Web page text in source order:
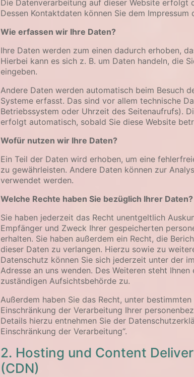
Die Datenverarbeitung auf dieser Website erfolgt
Dessen Kontaktdaten können Sie dem Impressum
Wie erfassen wir Ihre Daten?
Ihre Daten werden zum einen dadurch erhoben,
Hierbei kann es sich z. B. um Daten handeln, die
eingeben.
Andere Daten werden automatisch beim Besuch
Systeme erfasst. Das sind vor allem technische
Betriebssystem oder Uhrzeit des Seitenaufrufs).
erfolgt automatisch, sobald Sie diese Website
Wofür nutzen wir Ihre Daten?
Ein Teil der Daten wird erhoben, um eine
zu gewährleisten. Andere Daten können zur
verwendet werden.
Welche Rechte haben Sie bezüglich Ihrer Daten?
Sie haben jederzeit das Recht unentgeltlich
Empfänger und Zweck Ihrer gespeicherten
erhalten. Sie haben außerdem ein Recht, die
dieser Daten zu verlangen. Hierzu sowie zu
Datenschutz können Sie sich jederzeit unter der
Adresse an uns wenden. Des Weiteren steht
zuständigen Aufsichtsbehörde zu.
Außerdem haben Sie das Recht, unter
Einschränkung der Verarbeitung Ihrer
Details hierzu entnehmen Sie der
Einschränkung der Verarbeitung“.
2. Hosting und Content
(CDN)